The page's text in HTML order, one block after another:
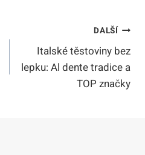
DALŠÍ
Italské těstoviny bez
lepku: Al dente tradice a
TOP značky